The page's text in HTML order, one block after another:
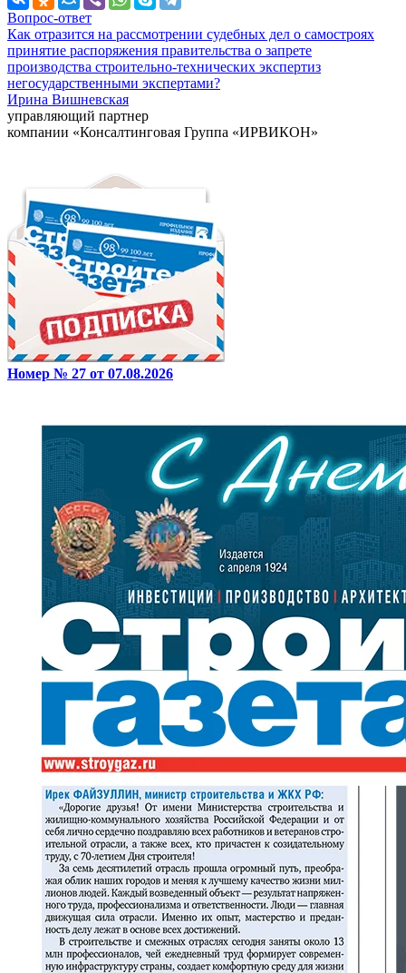
Вопрос-ответ
Как отразится на рассмотрении судебных дел о самостроях
принятие распоряжения правительства о запрете
производства строительно-технических экспертиз
негосударственными экспертами?
Ирина Вишневская
управляющий партнер
компании «Консалтинговая Группа «ИРВИКОН»
Номер № 27 от 07.08.2026